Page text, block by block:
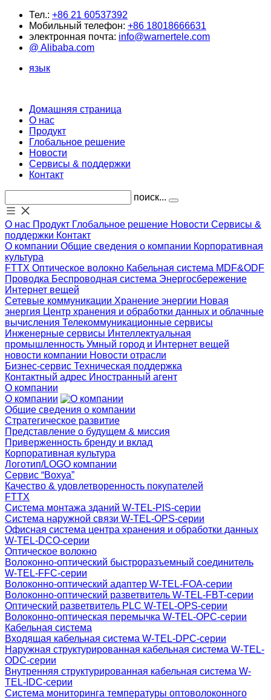
Тел.: +86 21 60537392
Мобильный телефон: +86 18018666631
электронная почта: info@warnertele.com
@ Alibaba.com
язык
Домашняя страница
О нас
Продукт
Глобальное решение
Новости
Сервисы & поддержки
Контакт
поиск...
О нас Продукт Глобальное решение Новости Сервисы &
поддержки Контакт
О компании Общие сведения о компании Корпоративная
культура
FTTX Оптическое волокно Кабельная система MDF&ODF
Проводка Беспроводная система Энергосбережение
Интернет вещей
Сетевые коммуникации Хранение энергии Новая
энергия Центр хранения и обработки данных и облачные
вычисления Телекоммуникационные сервисы
Инженерные сервисы Интеллектуальная
промышленность Умный город и Интернет вещей
новости компании Новости отрасли
Бизнес-сервис Техническая поддержка
Контактный адрес Иностранный агент
О компании
О компании
Общие сведения о компании
Стратегическое развитие
Представление о будущем & миссия
Приверженность бренду и вклад
Корпоративная культура
Логотип/LOGO компании
Cервис “Вохуа”
Качество & удовлетворенность покупателей
FTTX
Система монтажа зданий W-TEL-PIS-серии
Система наружной связи W-TEL-OPS-серии
Офисная система центра хранения и обработки данных
W-TEL-DCO-серии
Оптическое волокно
Волоконно-оптический быстроразъемный соединитель
W-TEL-FFC-серии
Волоконно-оптический адаптер W-TEL-FOA-серии
Волоконно-оптический разветвитель W-TEL-FBT-серии
Оптический разветвитель PLC W-TEL-OPS-серии
Волоконно-оптическая перемычка W-TEL-OPC-серии
Кабельная система
Входящая кабельная система W-TEL-DPC-серии
Наружная структурированная кабельная система W-TEL-
ODC-серии
Внутренняя структурированная кабельная система W-
TEL-IDC-серии
Система мониторинга температуры оптоволоконного